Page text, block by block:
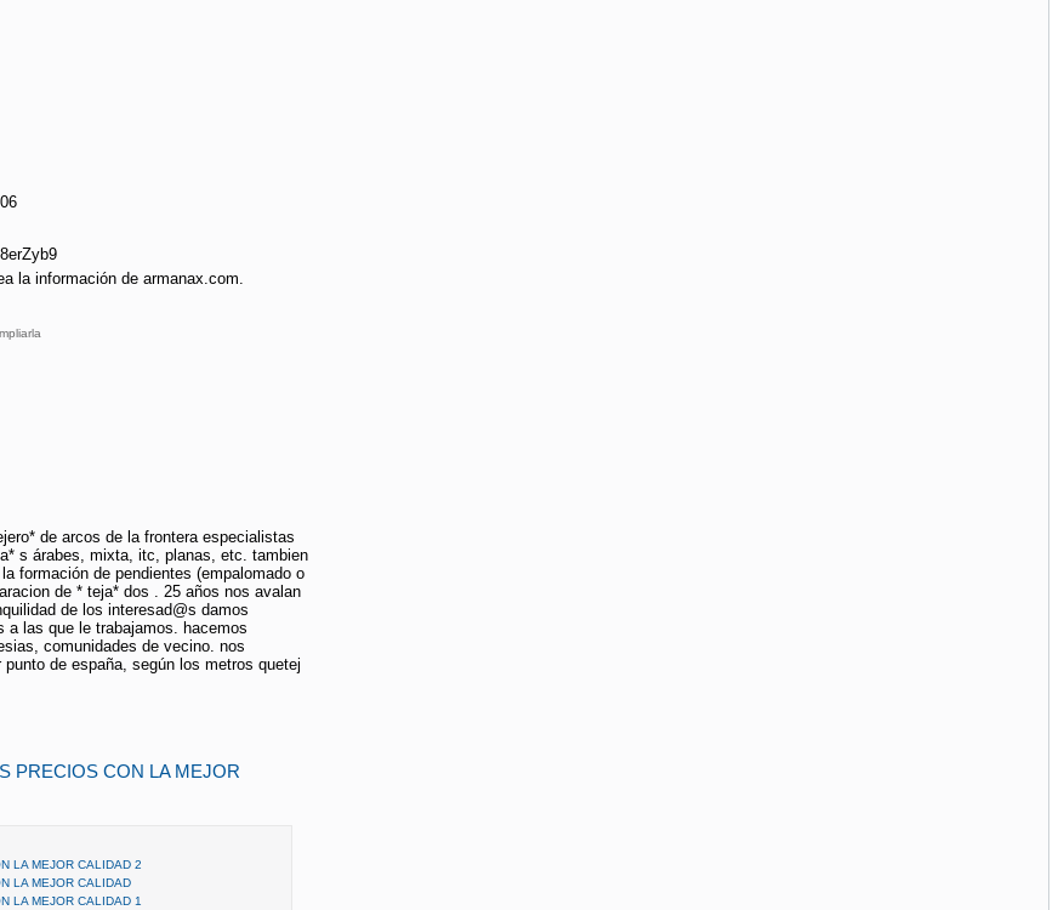
la información de armanax.com.
de arcos de la frontera especialistas
s árabes, mixta, itc, planas, etc. tambien
formación de pendientes (empalomado o
de * teja* dos . 25 años nos avalan
de los interesad@s damos
a las que le trabajamos. hacemos
comunidades de vecino. nos
de españa, según los metros quetej
PRECIOS CON LA MEJOR
LA MEJOR CALIDAD 2
LA MEJOR CALIDAD
LA MEJOR CALIDAD 1